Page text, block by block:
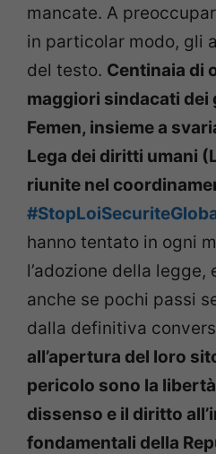
mancate. A
in particolar modo, gli
del testo. Centinaia di
maggiori sindacati dei
Femen, insieme a
Lega dei diritti umani
riunite nel
hanno tentato in ogni
l’adozione della
anche se pochi passi
dalla definitiva
all’apertura del loro
pericolo sono la
dissenso e il diritto
fondamentali della